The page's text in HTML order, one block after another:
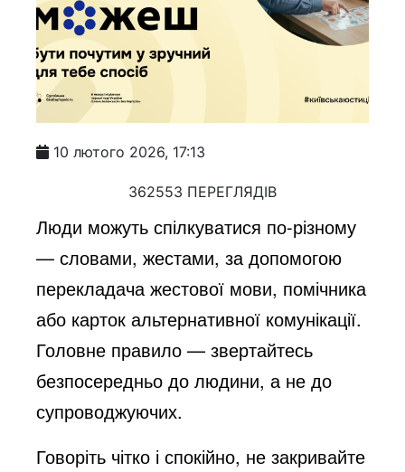
10 лютого 2026, 17:13
362553 ПЕРЕГЛЯДІВ
Люди можуть спілкуватися по-різному
— словами, жестами, за допомогою
перекладача жестової мови, помічника
або карток альтернативної комунікації.
Головне правило — звертайтесь
безпосередньо до людини, а не до
супроводжуючих.
Говоріть чітко і спокійно, не закривайте